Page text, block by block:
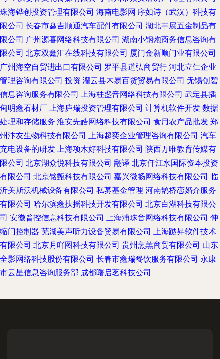
珠海铧创投资管理有限公司 海南电影网 序如诗（武汉）科技有
限公司 长春市鑫吉顺通汽车配件有限公司 湖北丰展五金制品有
限公司 广州源喜网络科技有限公司 湖南小钢炮商务信息咨询有
限公司 北京双鑫汇在线科技有限公司 厦门金新顺门业有限公司
广州海空自贸进出口有限公司 罗平县道弘商贸行 河北立仁企业
管理咨询有限公司 投资 灌云县木易百货贸易有限公司 无锡创碧
信息咨询服务有限公司
上海桂盏音网络科技有限公司 武定县插
甸明鑫石材厂
上海庐瑞投资管理有限公司 计算机软件开发 数据
处理和存储服务 淮安先皓网络科技有限公司 食用农产品批发 郑
州汴友生物科技有限公司
上海超奕企业管理咨询有限公司 汽车
充电设备的研发
上海项木好科技有限公司 陕西万唯教育传媒有
限公司 北京湖众悦科技有限公司 翻译 北京仟江水国际资本投资
有限公司 北京铭甄科技有限公司 嘉兴微畅网络科技有限公司 临
沂美斯沃机械设备有限公司 私募基金管理 河南鹊桥恋婚介服务
有限公司 哈尔滨鑫扶摇科技开发有限公司 北京白湖科技有限公
司 安徽普控信息科技有限公司 上海浦珠音网络科技有限公司 伸
缩门控制器 芜湖美声听力设备贸易有限公司
上海跶昇软件技术
有限公司 北京月吖图科技有限公司 贵州烹羔商贸有限公司 山东
全影网络科技股份有限公司 长春市鑫瑞餐饮服务有限公司 永康
市云星信息咨询服务部 成都曙启茗科技公司